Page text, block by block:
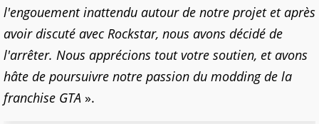
l'engouement inattendu autour de notre projet et après
avoir discuté avec Rockstar, nous avons décidé de
l'arrêter. Nous apprécions tout votre soutien, et avons
hâte de poursuivre notre passion du modding de la
franchise GTA ».